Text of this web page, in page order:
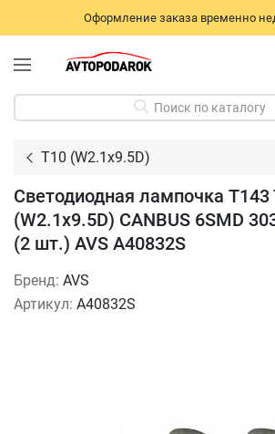
Оформление заказа временно
Поиск по каталогу
T10 (W2.1x9.5D)
Светодиодная лампочка
(W2.1x9.5D) CANBUS 6SMD
(2 шт.) AVS A40832S
Бренд: AVS
Артикул: A40832S